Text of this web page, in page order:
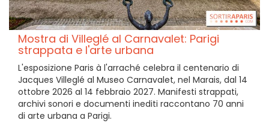
Mostra di Villeglé al Carnavalet: Parigi
strappata e l'arte urbana
L'esposizione Paris à l'arraché celebra il centenario di
Jacques Villeglé al Museo Carnavalet, nel Marais, dal 14
ottobre 2026 al 14 febbraio 2027. Manifesti strappati,
archivi sonori e documenti inediti raccontano 70 anni
di arte urbana a Parigi.